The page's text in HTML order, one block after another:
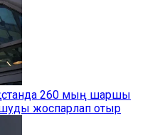
260 мың шаршы
жоспарлап отыр